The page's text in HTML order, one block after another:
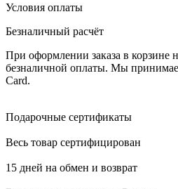
Условия оплаты
Безналичный расчёт
При оформлении заказа в корзине
безналичной оплаты. Мы
Card.
Подарочные сертификаты
Весь товар сертифицирован
15 дней на обмен и возврат